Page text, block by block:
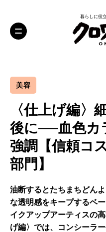
暮らしに役
美容
〈仕上げ編〉
後に──血色カ
強調【信頼コ
部門】
油断するとたちまちどん
な透明感をキープするベ
イクアップアーティスの
げ編〉では、コンシーラ